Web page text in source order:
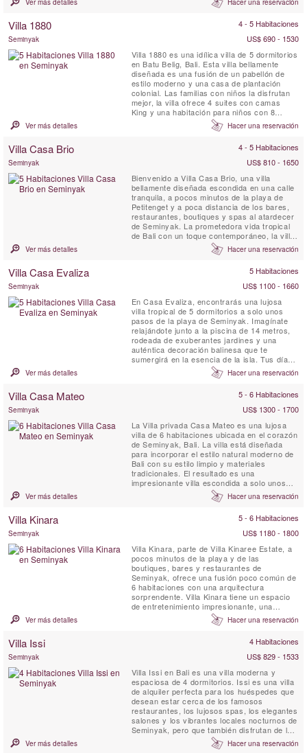
breakfast, and seamless access to
clubs, Villa Gendang is the perfect luxury
Ver más detalles Hacer una reservación
Villa 1880 4 - 5 Habitaciones
Seminyak
US$ 690 - 1530
Villa 1880 es una idílica villa de 5 dormitorios
en Batu Belig, Bali. Esta villa bellamente
diseñada es una fusión de un pabellón de
estilo moderno y una casa de plantación
colonial. Las familias con niños la disfrutan
mejor, la villa ofrece 4 suites con camas
King y una habitación para niños con 8
literas. Villa 1880 irradia disfrute y
rejuvenecimiento. La villa está equipada con
sala de estar con sala de medios con
Ver más detalles Hacer una reservación
Villa Casa Brio 4 - 5 Habitaciones
Seminyak
US$ 810 - 1650
Bienvenido a Villa Casa Brio, una villa
bellamente diseñada escondida en una calle
tranquila, a pocos minutos de la playa de
Petitenget y a poca distancia de los bares,
restaurantes, boutiques y spas al atardecer
de Seminyak. La prometedora vida tropical
de Bali con un toque contemporáneo, la villa
ultra espaciosa de cinco dormitorios Casa
Brio está diseñada para una vida tranquila y
equipo completo de personal. Con un
Ver más detalles Hacer una reservación
Villa Casa Evaliza 5 Habitaciones
Seminyak
US$ 1100 - 1660
En Casa Evaliza, encontrarás una lujosa
villa tropical de 5 dormitorios a solo unos
pasos de la playa de Seminyak. Imagínate
relajándote junto a la piscina de 14 metros,
rodeada de exuberantes jardines y una
auténtica decoración balinesa que te
sumergirá en la esencia de la isla. Tus días
comienzan con el desayuno preparado por
un equipo dedicado de personal y pueden
descansar en el bar junto a la piscina hasta
Ver más detalles Hacer una reservación
Villa Casa Mateo 5 - 6 Habitaciones
Seminyak
US$ 1300 - 1700
La Villa privada Casa Mateo es una lujosa
villa de 6 habitaciones ubicada en el corazón
de Seminyak, Bali. La villa está diseñada
para incorporar el estilo natural moderno de
Bali con su estilo limpio y materiales
tradicionales. El resultado es una
impresionante villa escondida a solo unos
minutos de la zona más popular de Bali. La
Villa Casa Mateo tiene muchos espacios
piscina privada de 20 x 4 metros y un bar
Ver más detalles Hacer una reservación
Villa Kinara 5 - 6 Habitaciones
Seminyak
US$ 1180 - 1800
Villa Kinara, parte de Villa Kinaree Estate, a
pocos minutos de la playa y de las
boutiques, bares y restaurantes de
Seminyak, ofrece una fusión poco común de
6 habitaciones con una arquitectura
sorprendente. Villa Kinara tiene un espacio
de entretenimiento impresionante, una
terraza con piscina y una ubicación
sensacional en la costa suroeste de Bali.
Ver más detalles Hacer una reservación
Villa Issi 4 Habitaciones
Seminyak
US$ 829 - 1533
Villa Issi en Bali es una villa moderna y
espaciosa de 4 dormitorios. Issi es una villa
de alquiler perfecta para los huéspedes que
desean estar cerca de los famosos
restaurantes, los lujosos spas, los elegantes
salones y los vibrantes locales nocturnos de
Seminyak, pero que también disfrutan de la
privacidad y la comodidad de una villa de
Ver más detalles Hacer una reservación